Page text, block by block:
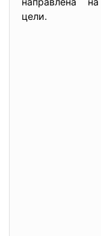
цели.